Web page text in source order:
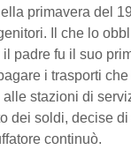
primavera del
Il che lo
padre fu il suo
i trasporti
stazioni di
dei soldi, decise
continuò.